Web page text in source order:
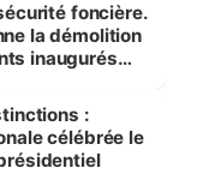
foncière.
la démolition
inaugurés
:
célébrée le